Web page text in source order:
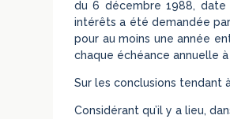
du 6 décembre 1988, date
intérêts a été demandée
pour au moins une année
chaque échéance annuelle
Sur les conclusions tendant
Considérant qu’il y a lieu,